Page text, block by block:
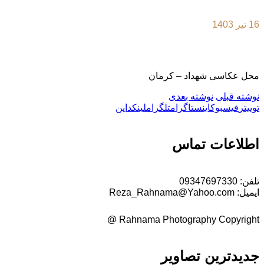
16 تیر 1403
محل عکاسی شهداد – کرمان
نوشته قبلی نوشته بعدی
توییتر فیسبوکاینستاگرامتلگراملینکداین
اطلاعات تماس
تلفن:
ایمیل:
Rahnama Photography Copyright @
جدیدترین تصاویر